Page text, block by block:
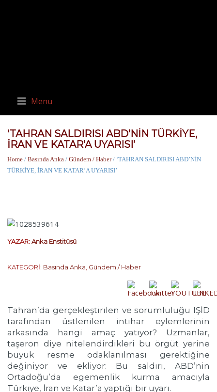
Menu
‘TAHRAN SALDIRISI ABD’NİN TÜRKİYE,
İRAN VE KATAR’A UYARISI’
Home / Basında Anka / Gündem / Haber/ ‘TAHRAN SALDIRISI ABD’NİN
TÜRKİYE, İRAN VE KATAR’A UYARISI’
YAZAR:Anka Enstitüsü
KATEGORİ: Basında Anka, Gündem / Haber
Tahran’da gerçekleştirilen ve sorumluluğu IŞİD
tarafından üstlenilen intihar eylemlerinin
arkasında hangi amaç yatıyor? Uzmanlar,
taşeron diye nitelendirdikleri bu örgüt yerine
büyük resme odaklanılması gerektiğine
değiniyor ve ekliyor: Bu saldırı, ABD’nin
Ortadoğu’da egemenlik kurma amacıyla
Türkiye, İran ve Katar’a yaptığı bir uyarı.